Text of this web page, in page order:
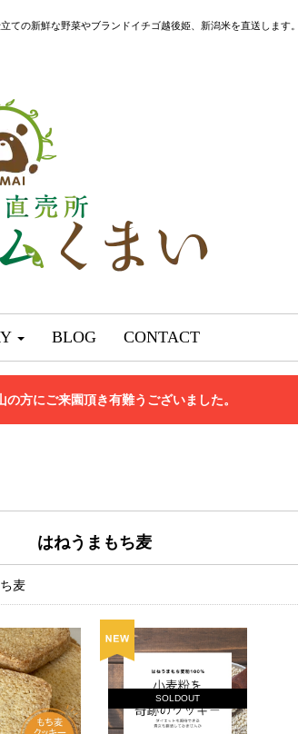
の新鮮な野菜やブランドイチゴ越後姫、新潟米を直送します。
BLOG CONTACT
方にご来園頂き有難うございました。
はねうまもち麦
麦
SOLDOUT